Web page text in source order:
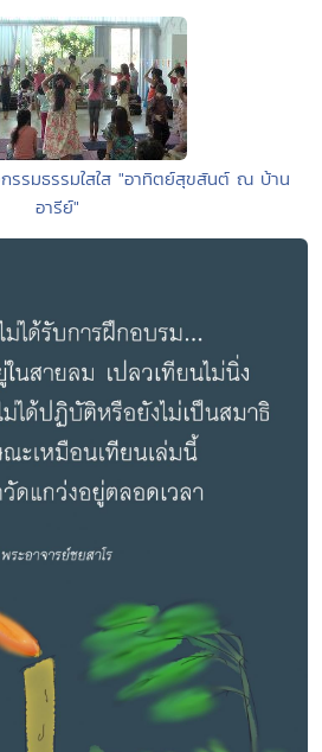
รรมธรรมใสใส "อาทิตย์สุขสันต์ ณ บ้าน
อารีย์"